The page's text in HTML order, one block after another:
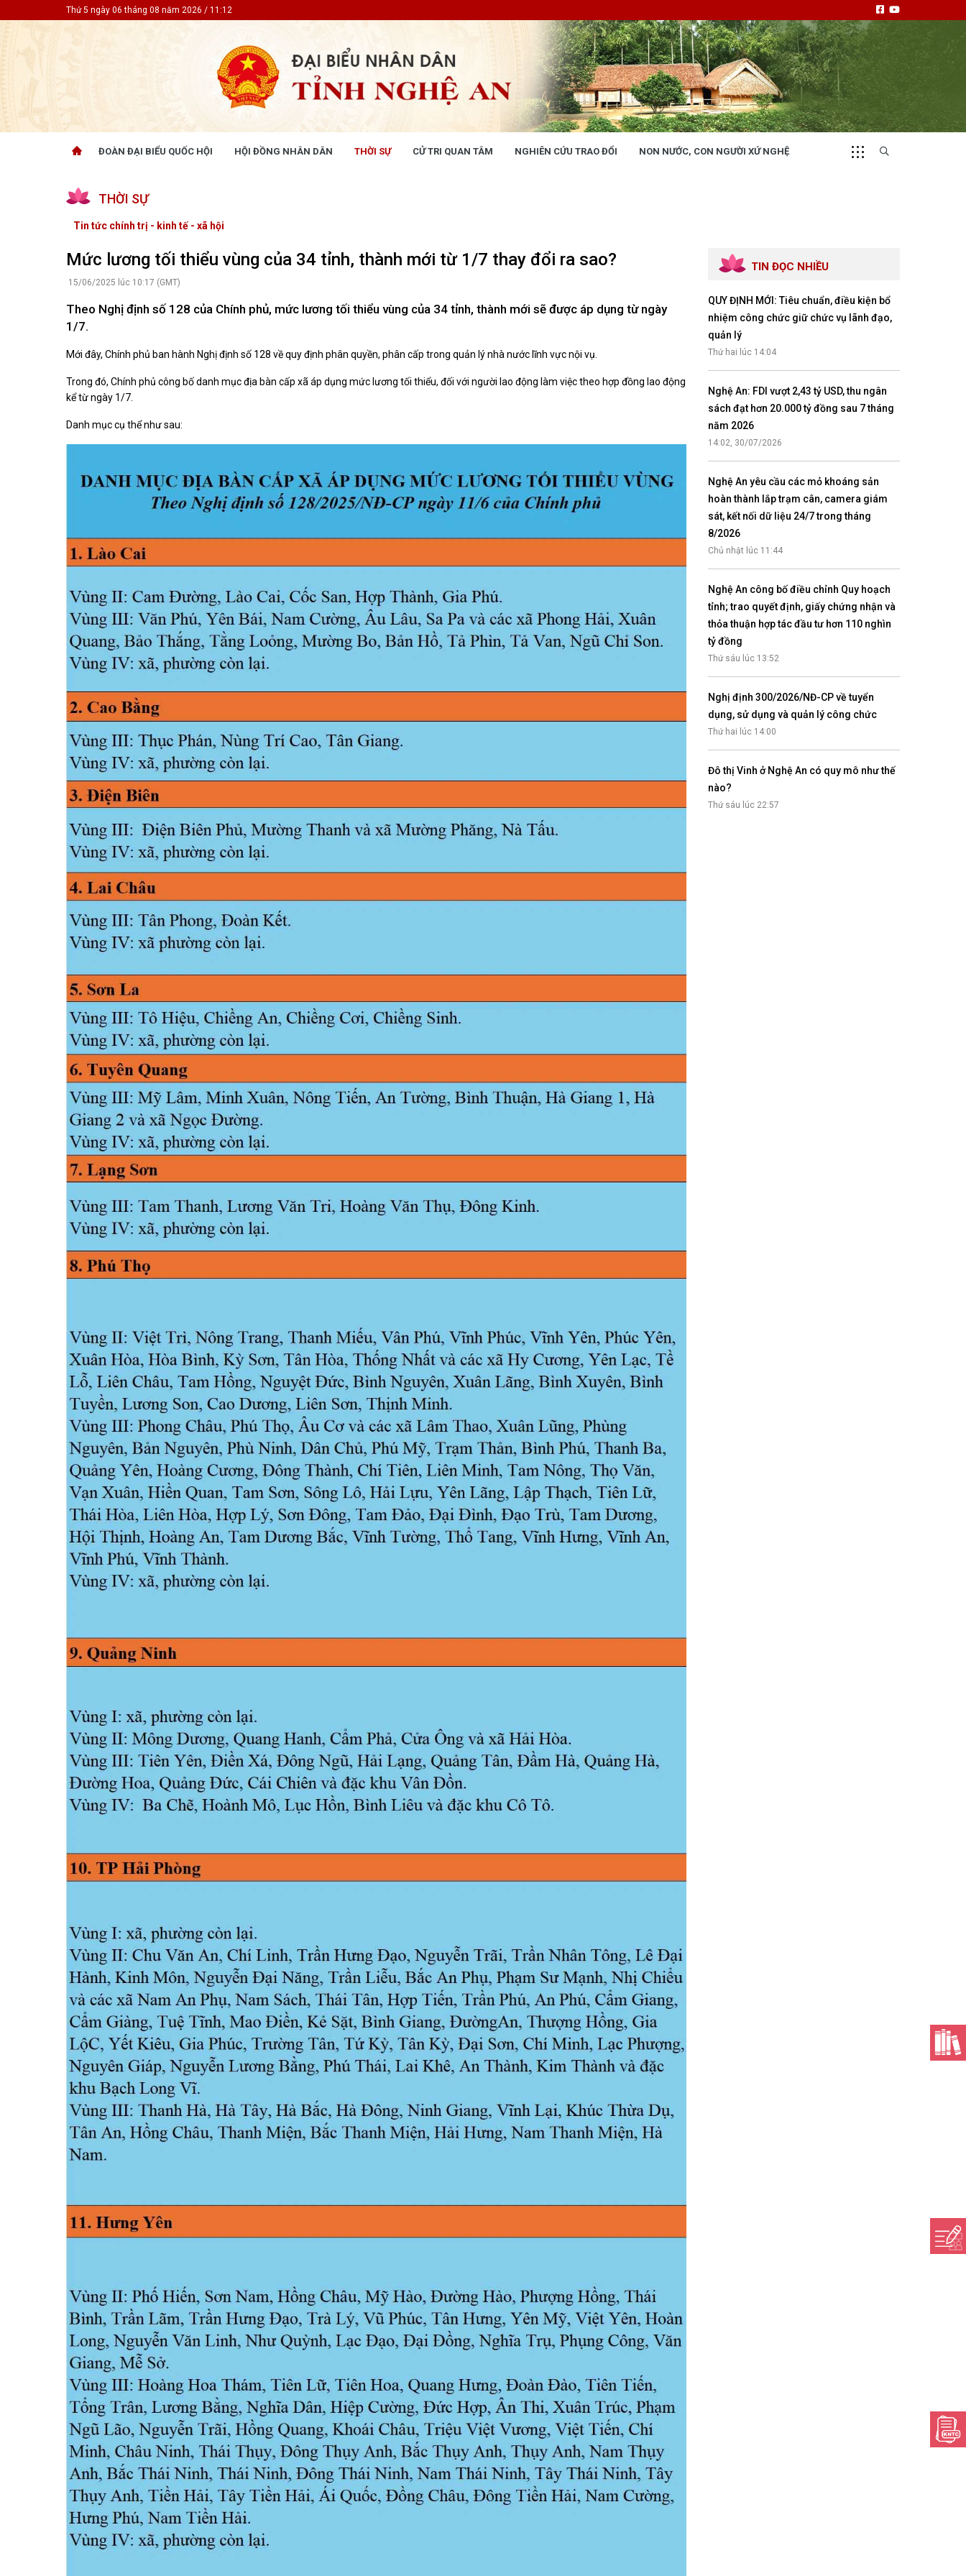
Thứ 5 ngày 06 tháng 08 năm 2026 / 11:12
ĐOÀN ĐẠI BIỂU QUỐC HỘI HỘI ĐỒNG NHÂN DÂN THỜI SỰ CỬ TRI QUAN TÂM NGHIÊN CỨU TRAO ĐỔI NON NƯỚC, CON NGƯỜI XỨ NGHỆ
Tin hoạt động
Tài liệu giám sát, khảo sát
Tài liệu giám sát, khảo sát
CỬ TRI QUAN TÂM
Kiến nghị của cử tri với Đoàn ĐBQH tỉnh
Thông báo chuyển đơn
Văn bản tổng hợp trả lời KNCT
Chủ trương, chính sách mới
GÓP Ý XÂY DỰNG CHÍNH SÁCH,
XÂY DỰNG NÔNG THÔN MỚI
NHỊP CẦU ĐẦU TƯ
Nhịp cầu đầu tư
NGHIÊN CỨU - TRAO ĐỔI
Thương hiệu xứ Nghệ
Du lịch miền Tây Nghệ An - tiềm năng và
giải pháp phát triển
VĂN HỌC - NGHỆ THUẬT
Giai điệu quê hương
CUỘC SỐNG THƯỜNG NGÀY
Cuộc sống thường ngày
QUẢNG BÁ THƯƠNG HIỆU
Quảng bá thương hiệu
LIÊN KẾT NGOÀI
Youtube ĐBND tỉnh Nghệ An
Cổng thông tin điện tử tỉnh Nghệ An
Cổng thông tin điện tử Quốc hội
Cơ sở dữ liệu quốc gia về văn bản pháp
luật
THỜI SỰ
Tin tức chính trị - kinh tế - xã hội
Mức lương tối thiểu vùng của 34 tỉnh, thành mới từ 1/7 thay đổi ra sao?
15/06/2025 lúc 10:17 (GMT)
Theo Nghị định số 128 của Chính phủ, mức lương tối thiểu vùng của 34 tỉnh, thành mới sẽ được áp dụng từ ngày
1/7.
Mới đây, Chính phủ ban hành Nghị định số 128 về quy định phân quyền, phân cấp trong quản lý nhà nước lĩnh vực nội vụ.
Trong đó, Chính phủ công bố danh mục địa bàn cấp xã áp dụng mức lương tối thiểu, đối với người lao động làm việc theo hợp đồng lao động
kể từ ngày 1/7.
Danh mục cụ thể như sau:
TIN ĐỌC NHIỀU
QUY ĐỊNH MỚI: Tiêu chuẩn, điều kiện bổ
nhiệm công chức giữ chức vụ lãnh đạo,
quản lý
Thứ hai lúc 14:04
Nghệ An: FDI vượt 2,43 tỷ USD, thu ngân
sách đạt hơn 20.000 tỷ đồng sau 7 tháng
năm 2026
14:02, 30/07/2026
Nghệ An yêu cầu các mỏ khoáng sản
hoàn thành lắp trạm cân, camera giám
sát, kết nối dữ liệu 24/7 trong tháng
8/2026
Chủ nhật lúc 11:44
Nghệ An công bố điều chỉnh Quy hoạch
tỉnh; trao quyết định, giấy chứng nhận và
thỏa thuận hợp tác đầu tư hơn 110 nghìn
tỷ đồng
Thứ sáu lúc 13:52
Nghị định 300/2026/NĐ-CP về tuyển
dụng, sử dụng và quản lý công chức
Thứ hai lúc 14:00
Đô thị Vinh ở Nghệ An có quy mô như thế
nào?
Thứ sáu lúc 22:57